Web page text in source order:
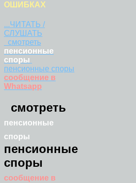
ОШИБКАХ
...ЧИТАТЬ /
СЛУШАТЬ
смотреть
пенсионные
споры
пенсионные споры
сообщение в
Whatsapp
смотреть
пенсионные
споры
пенсионные
споры
сообщение в